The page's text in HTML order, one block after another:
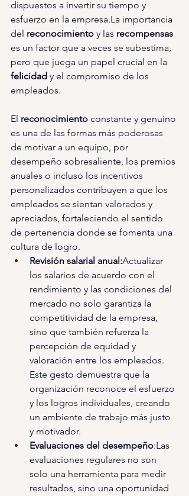
dispuestos a invertir su tiempo y
esfuerzo en la empresa.La importancia
del reconocimiento y las recompensas
es un factor que a veces se subestima,
pero que juega un papel crucial en la
felicidad y el compromiso de los
empleados.
El reconocimiento constante y genuino
es una de las formas más poderosas
de motivar a un equipo, por
desempeño sobresaliente, los premios
anuales o incluso los incentivos
personalizados contribuyen a que los
empleados se sientan valorados y
apreciados, fortaleciendo el sentido
de pertenencia donde se fomenta una
cultura de logro.
Revisión salarial anual:Actualizar
los salarios de acuerdo con el
rendimiento y las condiciones del
mercado no solo garantiza la
competitividad de la empresa,
sino que también refuerza la
percepción de equidad y
valoración entre los empleados.
Este gesto demuestra que la
organización reconoce el esfuerzo
y los logros individuales, creando
un ambiente de trabajo más justo
y motivador.
Evaluaciones del desempeño:Las
evaluaciones regulares no son
solo una herramienta para medir
resultados, sino una oportunidad